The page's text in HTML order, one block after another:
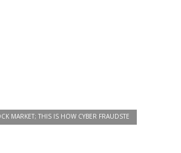
MARKET; THIS IS HOW CYBER FRAUDSTE